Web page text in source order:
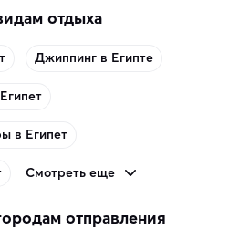
отдыха
Джиппинг в Египте
в Египет
Смотреть еще
отправления